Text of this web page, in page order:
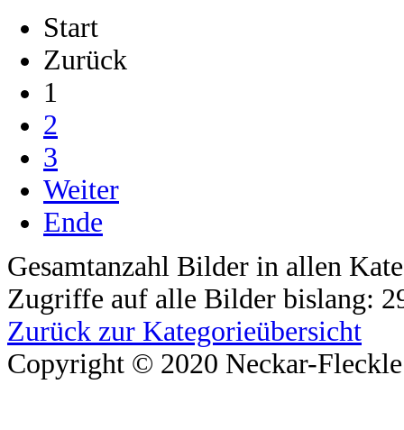
Start
Zurück
1
2
3
Weiter
Ende
Gesamtanzahl Bilder in allen
Zugriffe auf alle Bilder bislang:
Zurück zur Kategorieübersicht
Copyright © 2020 Neckar-